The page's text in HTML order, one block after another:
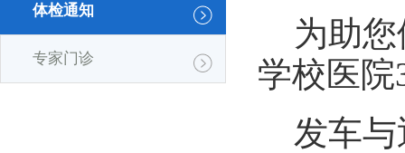
体检通知
专家门诊
为助
学校医院
发车